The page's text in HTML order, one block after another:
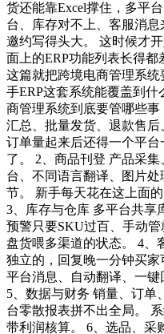
货还能靠Excel撑住，多平
台、库存对不上、客服消
邀约写得头大。 这时候才
面上的ERP功能列表长得都
这篇就把跨境电商管理系
手ERP这套系统能覆盖到
商管理系统到底要管哪些
汇总、批量发货、退款售
订单量起来后还得一个平
了。 2、商品刊登 产品采
台、不同语言翻译、图片
节。 新手每天花在这上面
3、库存与仓库 多平台共享
预警只要SKU过百、手动
盘货喂多渠道的状态。 4、
独立的，回复晚一分钟买
平台消息、自动翻译、一键
5、数据与财务 销量、订单
台零散报表拼不出全局。
带利润核算。 6、选品、采